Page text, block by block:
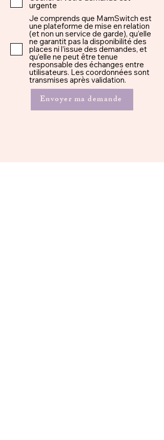
urgente
Je comprends que MamSwitch est
une plateforme de mise en relation
(et non un service de garde), qu’elle
ne garantit pas la disponibilité des
places ni l’issue des demandes, et
qu’elle ne peut être tenue
responsable des échanges entre
utilisateurs. Les coordonnées sont
transmises après validation.
Envoyer ma demande